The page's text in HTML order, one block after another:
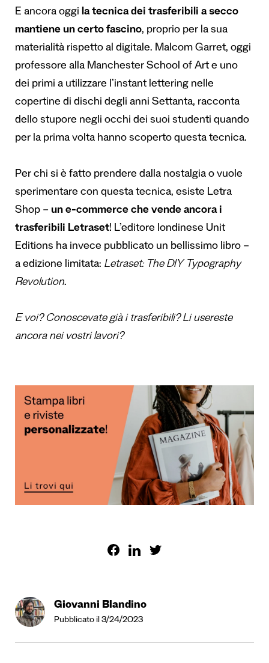
E ancora oggi la tecnica dei trasferibili a secco
mantiene un certo fascino, proprio per la sua
materialità rispetto al digitale. Malcom Garret, oggi
professore alla Manchester School of Art e uno
dei primi a utilizzare l’instant lettering nelle
copertine di dischi degli anni Settanta, racconta
dello stupore negli occhi dei suoi studenti quando
per la prima volta hanno scoperto questa tecnica.
Per chi si è fatto prendere dalla nostalgia o vuole
sperimentare con questa tecnica, esiste Letra
Shop – un e-commerce che vende ancora i
trasferibili Letraset! L’editore londinese Unit
Editions ha invece pubblicato un bellissimo libro –
a edizione limitata: Letraset: The DIY Typography
Revolution.
E voi? Conoscevate già i trasferibili? Li usereste
ancora nei vostri lavori?
Giovanni Blandino
Pubblicato il 3/24/2023